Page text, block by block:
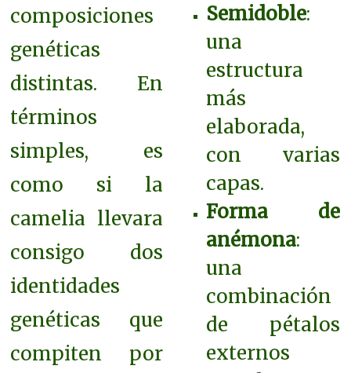
composiciones
genéticas
distintas. En
términos
simples, es
como si la
camelia llevara
consigo dos
identidades
genéticas que
compiten por
Semidoble:
una
estructura
más
elaborada,
con varias
capas.
Forma de
anémona:
una
combinación
de pétalos
externos